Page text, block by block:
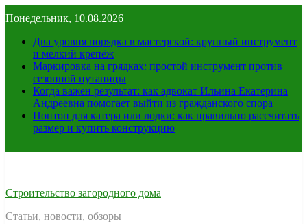
к
содержимому
Понедельник, 10.08.2026
Два уровня порядка в мастерской: крупный инструмент
и мелкий крепёж
Маркировка на грядках: простой инструмент против
сезонной путаницы
Когда важен результат: как адвокат Ильина Екатерина
Андреевна помогает выйти из гражданского спора
Понтон для катера или лодки: как правильно рассчитать
размер и купить конструкцию
Строительство загородного дома
Статьи, новости, обзоры